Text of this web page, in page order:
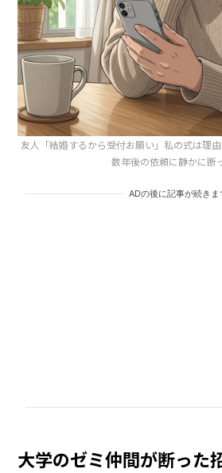
友人「結婚するから受付お願い」私の式は理
数年後の依頼に静かに断
ADの後に記事が続きま
大学のゼミ仲間が断った